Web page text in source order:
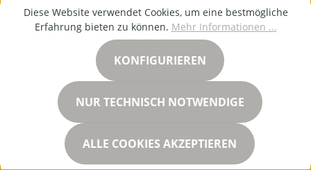
Diese Website verwendet Cookies, um eine bestmögliche
Erfahrung bieten zu können. Mehr Informationen ...
NUR TECHNISCH NOTWENDIGE
KONFIGURIEREN
ALLE COOKIES AKZEPTIEREN